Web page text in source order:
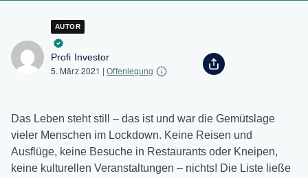
AUTOR
Profi Investor
5. März 2021 |Offenlegung
Das Leben steht still – das ist und war die Gemütslage
vieler Menschen im Lockdown. Keine Reisen und
Ausflüge, keine Besuche in Restaurants oder Kneipen,
keine kulturellen Veranstaltungen – nichts! Die Liste ließe